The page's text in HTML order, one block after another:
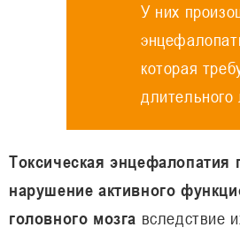
У них
которая
длительного
Токсическая энцефалопатия
нарушение активного
головного мозга вследствие